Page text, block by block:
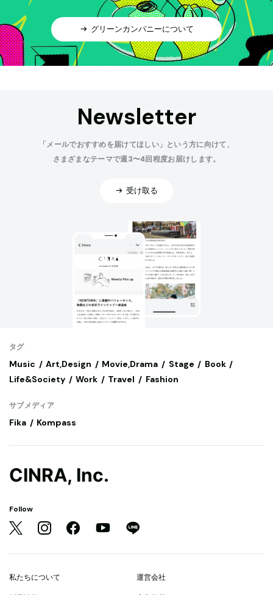
グリーンカンパニーについて
Newsletter
「メールでおすすめを届けてほしい」という方に向けて、
さまざまなテーマで週3〜4回程度お届けします。
受け取る
タグ
Music Art,Design Movie,Drama Stage
Book
Life&Society
Work Travel Fashion
サブメディア
Fika Kompass
CINRA, Inc.
Follow
私たちについて 運営会社